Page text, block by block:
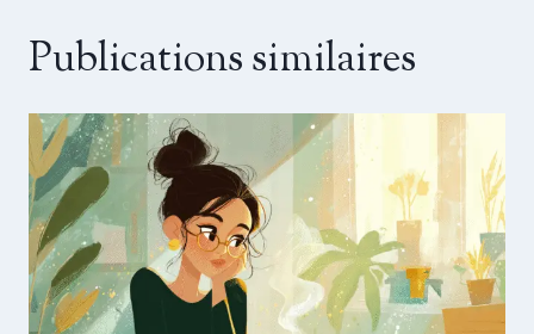
Publications similaires